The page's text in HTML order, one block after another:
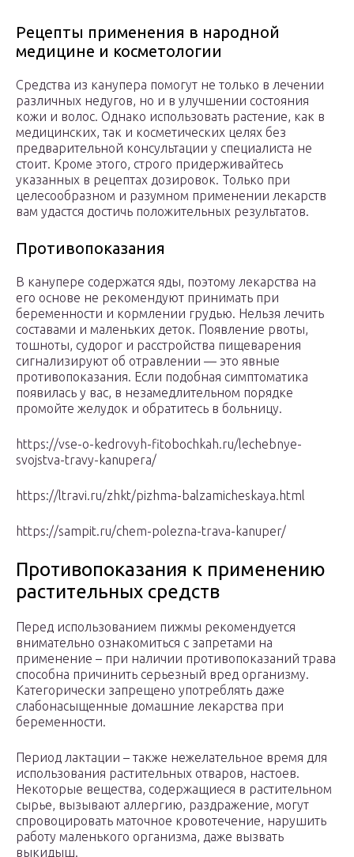
Рецепты применения в народной
медицине и косметологии
Средства из канупера помогут не только в лечении
различных недугов, но и в улучшении состояния
кожи и волос. Однако использовать растение, как в
медицинских, так и косметических целях без
предварительной консультации у специалиста не
стоит. Кроме этого, строго придерживайтесь
указанных в рецептах дозировок. Только при
целесообразном и разумном применении лекарств
вам удастся достичь положительных результатов.
Противопоказания
В канупере содержатся яды, поэтому лекарства на
его основе не рекомендуют принимать при
беременности и кормлении грудью. Нельзя лечить
составами и маленьких деток. Появление рвоты,
тошноты, судорог и расстройства пищеварения
сигнализируют об отравлении — это явные
противопоказания. Если подобная симптоматика
появилась у вас, в незамедлительном порядке
промойте желудок и обратитесь в больницу.
https://vse-o-kedrovyh-fitobochkah.ru/lechebnye-
svojstva-travy-kanupera/
https://ltravi.ru/zhkt/pizhma-balzamicheskaya.html
https://sampit.ru/chem-polezna-trava-kanuper/
Противопоказания к применению
растительных средств
Перед использованием пижмы рекомендуется
внимательно ознакомиться с запретами на
применение – при наличии противопоказаний трава
способна причинить серьезный вред организму.
Категорически запрещено употреблять даже
слабонасыщенные домашние лекарства при
беременности.
Период лактации – также нежелательное время для
использования растительных отваров, настоев.
Некоторые вещества, содержащиеся в растительном
сырье, вызывают аллергию, раздражение, могут
спровоцировать маточное кровотечение, нарушить
работу маленького организма, даже вызвать
выкидыш.